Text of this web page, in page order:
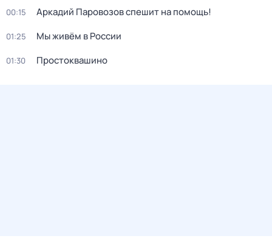
00:15 Аркадий Паровозов спешит на помощь!
01:25 Мы живём в России
01:30 Простоквашино